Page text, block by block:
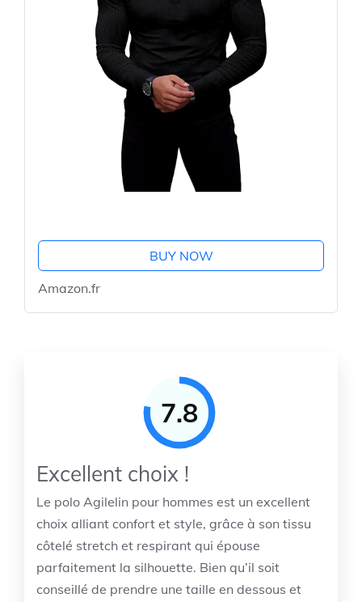
BUY NOW
Amazon.fr
7.8
Excellent choix !
Le polo Agilelin pour hommes est un excellent
choix alliant confort et style, grâce à son tissu
côtelé stretch et respirant qui épouse
parfaitement la silhouette. Bien qu’il soit
conseillé de prendre une taille en dessous et